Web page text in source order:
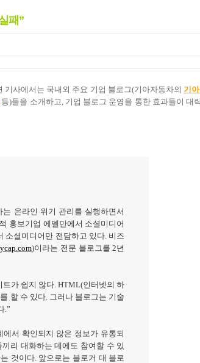
패”
기사에서는 국내외 주요 기업 블로그(기아자동차의 기
등)들을 소개하고, 기업 블로그 운영을 통한 효과들이 대
온라인 위기 관리를 실행하면서
홍보기업 에델만에서 소셜미디어
소셜미디어만 전담하고 있다. 비즈
)이라는 전문 블로그를 2년
트가 쉽지 않다 . HTML(인터넷의 하
할 수 있다. 그러나 블로그는 기술
.”
서 확인되지 않은 정보가 유통되
리 대화하는 데에도 참여할 수 있
것이다. 앞으로는 블로거 대 블로